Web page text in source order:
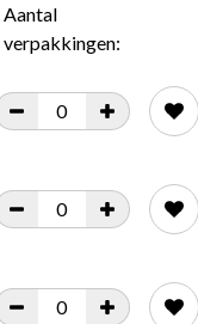
Aantal
verpakkingen: